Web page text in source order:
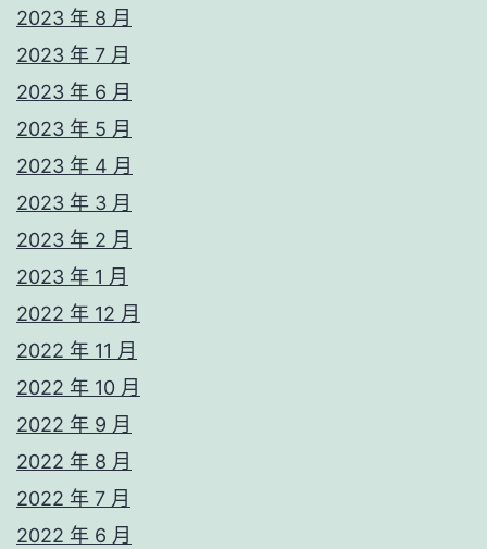
2023 年 8 月
2023 年 7 月
2023 年 6 月
2023 年 5 月
2023 年 4 月
2023 年 3 月
2023 年 2 月
2023 年 1 月
2022 年 12 月
2022 年 11 月
2022 年 10 月
2022 年 9 月
2022 年 8 月
2022 年 7 月
2022 年 6 月